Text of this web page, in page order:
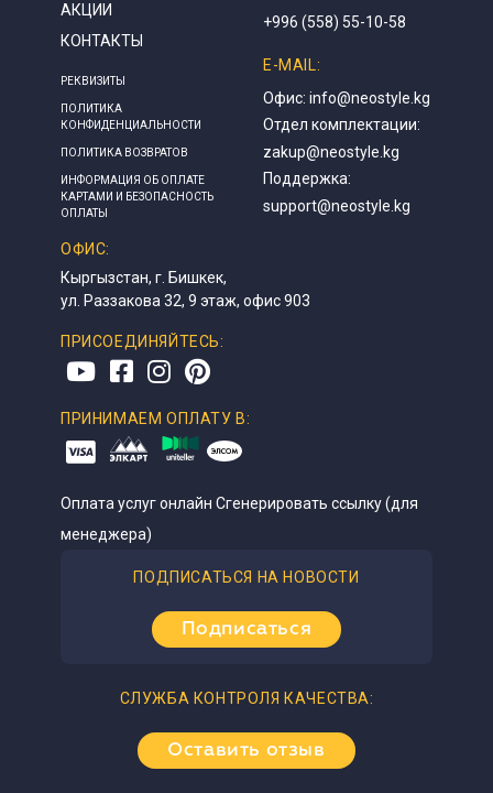
АКЦИИ
КОНТАКТЫ
РЕКВИЗИТЫ
ПОЛИТИКА
КОНФИДЕНЦИАЛЬНОСТИ
ПОЛИТИКА ВОЗВРАТОВ
ИНФОРМАЦИЯ ОБ ОПЛАТЕ
КАРТАМИ И БЕЗОПАСНОСТЬ
ОПЛАТЫ
+996 (558) 55-10-58
E-MAIL:
Офис: info@neostyle.kg
Отдел комплектации:
zakup@neostyle.kg
Поддержка:
support@neostyle.kg
ОФИС:
Кыргызстан, г. Бишкек,
ул. Раззакова 32, 9 этаж, офис 903
ПРИСОЕДИНЯЙТЕСЬ:
ПРИНИМАЕМ ОПЛАТУ В:
Оплата услуг онлайн Сгенерировать ссылку (для
менеджера)
ПОДПИСАТЬСЯ НА НОВОСТИ
Подписаться
СЛУЖБА КОНТРОЛЯ КАЧЕСТВА:
Оставить отзыв